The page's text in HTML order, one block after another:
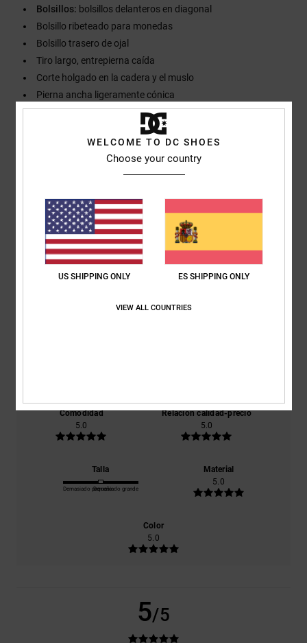
Bolsillos: bolsillos delanteros en diagonal
Bolsillo ribeteado para monedas
Bolsillo trasero de ojal
Tiro largo, entrepierna caída
Corte holgado en la cadera y el muslo
Pierna ancha ligeramente cónica
99% algodón, 1% elastano
Envios y Devoluciones
Reseñas de los clientes
5.0
Comodidad
5.0
Relación calidad-precio
5.0
Talla
Demasiado pequeñoDemasiado grande
Material
5.0
Color
5.0
5/5
WELCOME TO DC SHOES
Choose your country
US SHIPPING ONLY ES SHIPPING ONLY
VIEW ALL COUNTRIES